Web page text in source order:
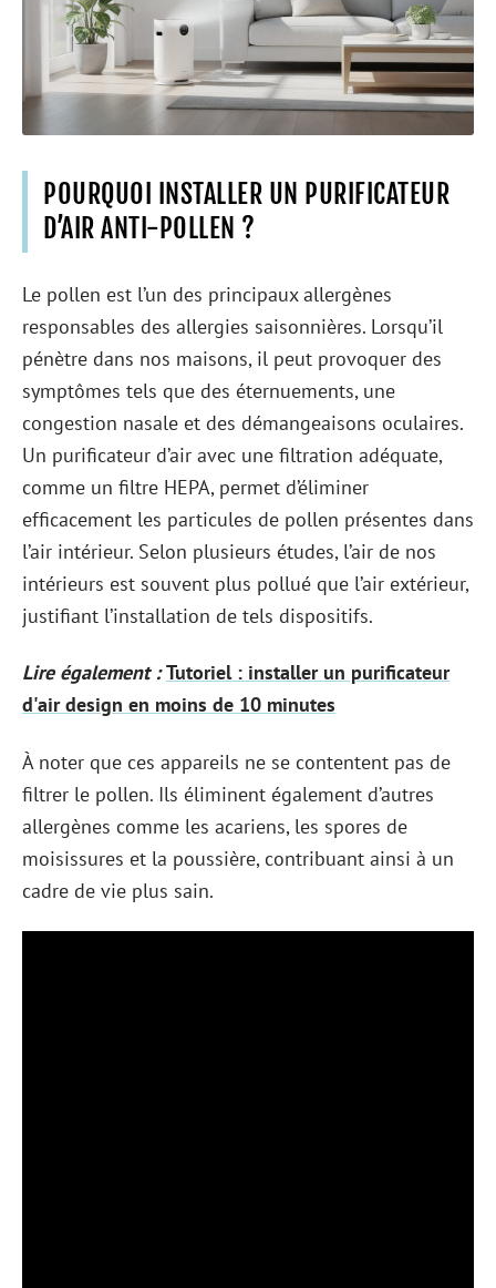
POURQUOI INSTALLER UN PURIFICATEUR
D’AIR ANTI-POLLEN ?
Le pollen est l’un des principaux allergènes
responsables des allergies saisonnières. Lorsqu’il
pénètre dans nos maisons, il peut provoquer des
symptômes tels que des éternuements, une
congestion nasale et des démangeaisons oculaires.
Un purificateur d’air avec une filtration adéquate,
comme un filtre HEPA, permet d’éliminer
efficacement les particules de pollen présentes dans
l’air intérieur. Selon plusieurs études, l’air de nos
intérieurs est souvent plus pollué que l’air extérieur,
justifiant l’installation de tels dispositifs.
Lire également : Tutoriel : installer un purificateur
d'air design en moins de 10 minutes
À noter que ces appareils ne se contentent pas de
filtrer le pollen. Ils éliminent également d’autres
allergènes comme les acariens, les spores de
moisissures et la poussière, contribuant ainsi à un
cadre de vie plus sain.